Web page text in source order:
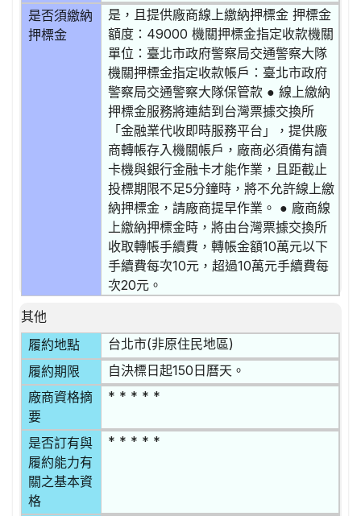
是否須繳納
押標金
是，且提供廠商線上繳納押標金 押標金
額度：49000 機關押標金指定收款機關
單位：臺北市政府警察局交通警察大隊
機關押標金指定收款帳戶：臺北市政府
警察局交通警察大隊保管款 ● 線上繳納
押標金服務將連結到台灣票據交換所
「金融業代收即時服務平台」，提供廠
商轉帳存入機關帳戶，廠商必須備有讀
卡機與銀行金融卡才能作業，且距截止
投標期限不足5分鐘時，將不允許線上繳
納押標金，請廠商提早作業。 ● 廠商線
上繳納押標金時，將由台灣票據交換所
收取轉帳手續費，轉帳金額10萬元以下
手續費每次10元，超過10萬元手續費每
次20元。
其他
履約地點
台北市(非原住民地區)
履約期限 自決標日起150日曆天。
廠商資格摘
要
* * * * *
是否訂有與
履約能力有
關之基本資
格
* * * * *